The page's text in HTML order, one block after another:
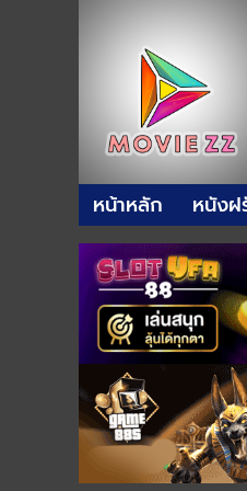
หน้าหลัก หนังฝ